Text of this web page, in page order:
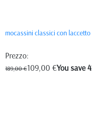
mocassini classici con laccetto
Prezzo:
189,00 €109,00 €You save